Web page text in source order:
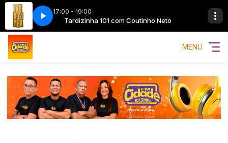
17:00 - 19:00
Neto Tardizinha 101 com Coutinho Neto
MENU